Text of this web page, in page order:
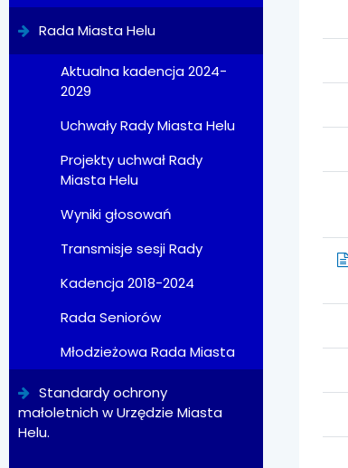
Rada Miasta Helu
Aktualna kadencja 2024-
2029
Uchwały Rady Miasta Helu
Projekty uchwał Rady
Miasta Helu
Wyniki głosowań
Transmisje sesji Rady
Kadencja 2018-2024
Rada Seniorów
Młodzieżowa Rada Miasta
Standardy ochrony
małoletnich w Urzędzie Miasta
Helu.